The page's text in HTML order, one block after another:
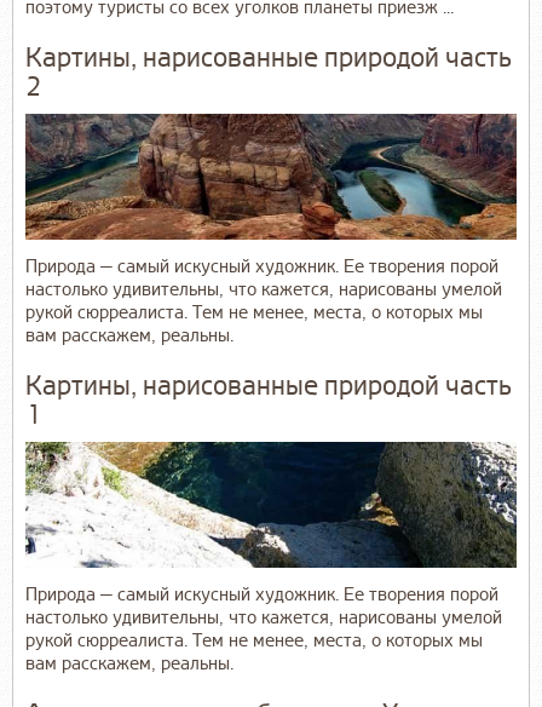
поэтому туристы со всех уголков планеты приезж ...
Картины, нарисованные природой часть
2
Природа — самый искусный художник. Ее творения порой
настолько удивительны, что кажется, нарисованы умелой
рукой сюрреалиста. Тем не менее, места, о которых мы
вам расскажем, реальны.
Картины, нарисованные природой часть
1
Природа — самый искусный художник. Ее творения порой
настолько удивительны, что кажется, нарисованы умелой
рукой сюрреалиста. Тем не менее, места, о которых мы
вам расскажем, реальны.